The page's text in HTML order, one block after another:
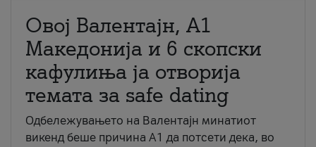
Овој Валентајн, A1
Македонија и 6 скопски
кафулиња ја отворија
темата за safe dating
Одбележувањето на Валентајн минатиот
викенд беше причина А1 да потсети дека, во